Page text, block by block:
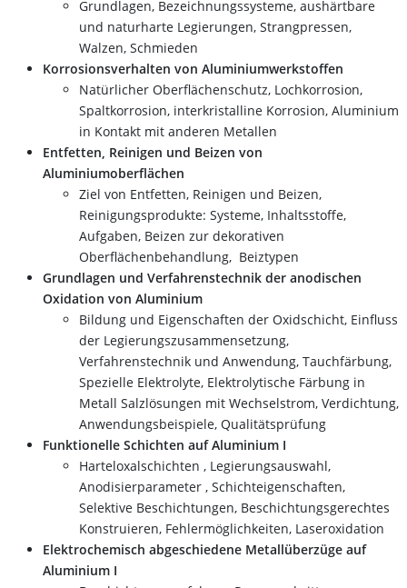
Grundlagen, Bezeichnungssysteme, aushärtbare
und naturharte Legierungen, Strangpressen,
Walzen, Schmieden
Korrosionsverhalten von Aluminiumwerkstoffen
Natürlicher Oberflächenschutz, Lochkorrosion,
Spaltkorrosion, interkristalline Korrosion, Aluminium
in Kontakt mit anderen Metallen
Entfetten, Reinigen und Beizen von
Aluminiumoberflächen
Ziel von Entfetten, Reinigen und Beizen,
Reinigungsprodukte: Systeme, Inhaltsstoffe,
Aufgaben, Beizen zur dekorativen
Oberflächenbehandlung, Beiztypen
Grundlagen und Verfahrenstechnik der anodischen
Oxidation von Aluminium
Bildung und Eigenschaften der Oxidschicht, Einfluss
der Legierungszusammensetzung,
Verfahrenstechnik und Anwendung, Tauchfärbung,
Spezielle Elektrolyte, Elektrolytische Färbung in
Metall Salzlösungen mit Wechselstrom, Verdichtung,
Anwendungsbeispiele, Qualitätsprüfung
Funktionelle Schichten auf Aluminium I
Harteloxalschichten , Legierungsauswahl,
Anodisierparameter , Schichteigenschaften,
Selektive Beschichtungen, Beschichtungsgerechtes
Konstruieren, Fehlermöglichkeiten, Laseroxidation
Elektrochemisch abgeschiedene Metallüberzüge auf
Aluminium I